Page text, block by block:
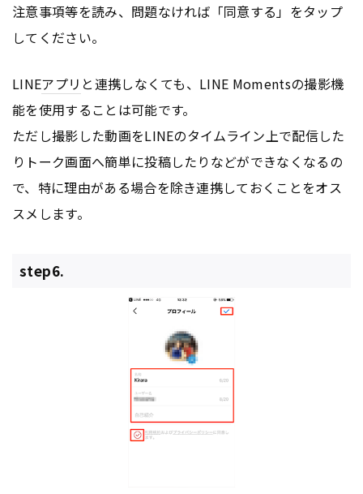
注意事項等を読み、問題なければ「同意する」をタップ
してください。
LINEアプリ と連携しなくても、LINE Momentsの撮影機
能を使用することは可能です。
ただし撮影した動画をLINEのタイムライン上で配信した
りトーク画面へ簡単に投稿したりなどができなくなるの
で、特に理由がある場合を除き連携しておくことをオス
スメします。
step6.